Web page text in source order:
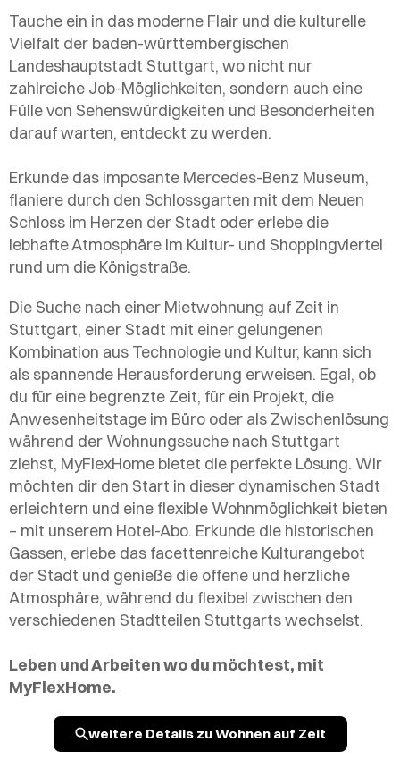
Tauche ein in das moderne Flair und die kulturelle
Vielfalt der baden-württembergischen
Landeshauptstadt Stuttgart, wo nicht nur
zahlreiche Job-Möglichkeiten, sondern auch eine
Fülle von Sehenswürdigkeiten und Besonderheiten
darauf warten, entdeckt zu werden.
Erkunde das imposante Mercedes-Benz Museum,
flaniere durch den Schlossgarten mit dem Neuen
Schloss im Herzen der Stadt oder erlebe die
lebhafte Atmosphäre im Kultur- und Shoppingviertel
rund um die Königstraße.
Die Suche nach einer Mietwohnung auf Zeit in
Stuttgart, einer Stadt mit einer gelungenen
Kombination aus Technologie und Kultur, kann sich
als spannende Herausforderung erweisen. Egal, ob
du für eine begrenzte Zeit, für ein Projekt, die
Anwesenheitstage im Büro oder als Zwischenlösung
während der Wohnungssuche nach Stuttgart
ziehst, MyFlexHome bietet die perfekte Lösung. Wir
möchten dir den Start in dieser dynamischen Stadt
erleichtern und eine flexible Wohnmöglichkeit bieten
– mit unserem Hotel-Abo. Erkunde die historischen
Gassen, erlebe das facettenreiche Kulturangebot
der Stadt und genieße die offene und herzliche
Atmosphäre, während du flexibel zwischen den
verschiedenen Stadtteilen Stuttgarts wechselst.
Leben und Arbeiten wo du möchtest, mit
MyFlexHome.
weitere Details zu Wohnen auf Zeit